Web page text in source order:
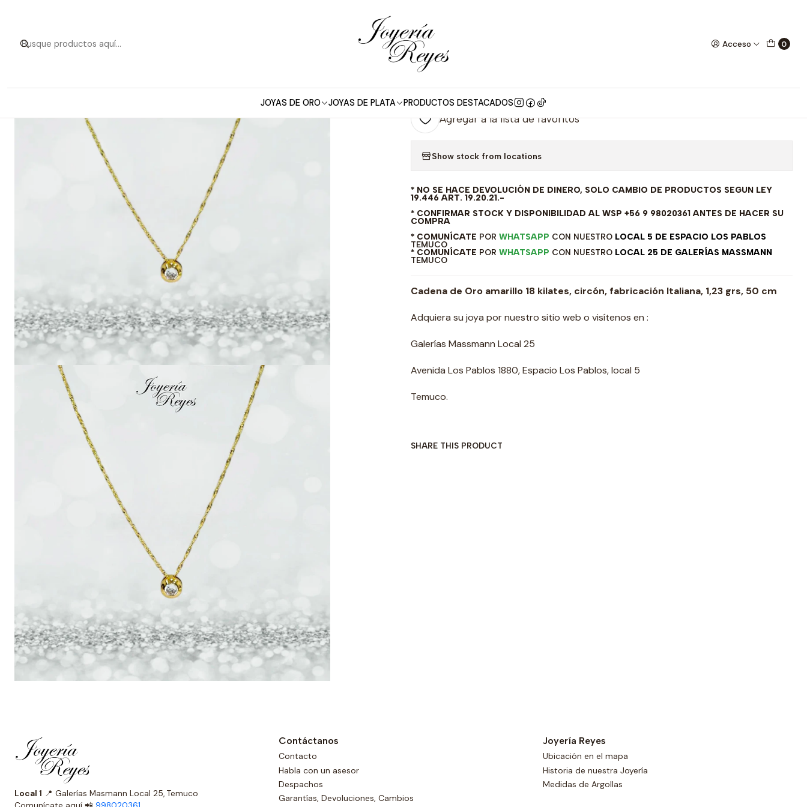
Acceso 0
JOYAS DE ORO JOYAS DE PLATA PRODUCTOS DESTACADOS
|
Cadena de Oro amarillo 18 kilates, circón,
fabricación Italiana, 1,23 grs, 50 cm
Agregar a la lista de favoritos
Show stock from locations
* NO SE HACE DEVOLUCIÓN DE DINERO, SOLO CAMBIO DE PRODUCTOS SEGUN LEY
19.446 ART. 19.20.21.-
* CONFIRMAR STOCK Y DISPONIBILIDAD AL WSP +56 9 98020361 ANTES DE HACER SU
COMPRA
* COMUNÍCATE POR WHATSAPP CON NUESTRO LOCAL 5 DE ESPACIO LOS PABLOS
TEMUCO
* COMUNÍCATE POR WHATSAPP CON NUESTRO LOCAL 25 DE GALERÍAS MASSMANN
TEMUCO
Cadena de Oro amarillo 18 kilates, circón, fabricación Italiana, 1,23 grs, 50 cm
Adquiera su joya por nuestro sitio web o visítenos en :
Galerías Massmann Local 25
Avenida Los Pablos 1880, Espacio Los Pablos, local 5
Temuco.
SHARE THIS PRODUCT
Local 1 📍 Galerías Masmann Local 25, Temuco
Contáctanos
Contacto
Habla con un asesor
Despachos
Garantías, Devoluciones, Cambios
Joyería Reyes
Ubicación en el mapa
Historia de nuestra Joyería
Medidas de Argollas